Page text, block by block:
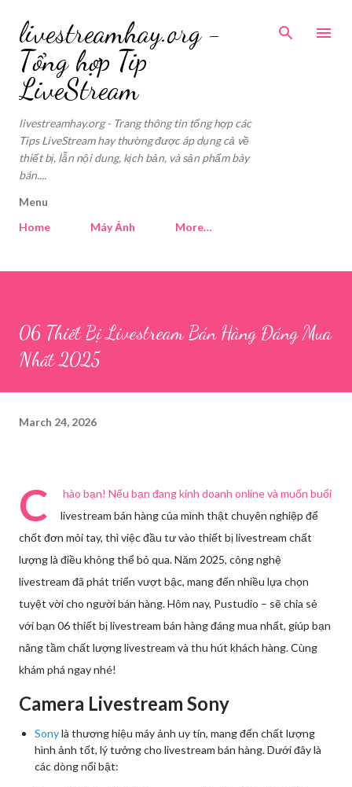
Skip to main content
livestreamhay.org -
Tổng hợp Tip
LiveStream
livestreamhay.org - Trang thông tin tổng hợp các
Tips LiveStream hay thường được áp dụng cả về
thiết bị, lẫn nội dung, kịch bản, và sản phẩm bày
bán....
Menu
Home
Máy Ảnh More…
06 Thiết Bị Livestream Bán Hàng Đáng Mua
Nhất 2025
March 24, 2026
C
hào bạn! Nếu bạn đang kinh doanh online và muốn buổi
livestream bán hàng của mình thật chuyên nghiệp để
chốt đơn mỏi tay, thì việc đầu tư vào thiết bị livestream chất
lượng là điều không thể bỏ qua. Năm 2025, công nghệ
livestream đã phát triển vượt bậc, mang đến nhiều lựa chọn
tuyệt vời cho người bán hàng. Hôm nay, Pustudio – sẽ chia sẻ
với bạn 06 thiết bị livestream bán hàng đáng mua nhất, giúp bạn
nâng tầm chất lượng livestream và thu hút khách hàng. Cùng
khám phá ngay nhé!
Camera Livestream Sony
Sonylà thương hiệu máy ảnh uy tín, mang đến chất lượng
hình ảnh tốt, lý tưởng cho livestream bán hàng. Dưới đây là
các dòng nổi bật: